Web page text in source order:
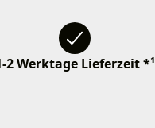
2 Werktage Lieferzeit *¹